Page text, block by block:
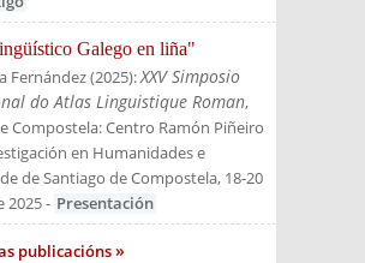
Galego en liña"
Fernández(2025):XXV Simposio
do Atlas Linguistique Roman,
Compostela: Centro Ramón Piñeiro
en Humanidades e
de Santiago de Compostela, 18-20
2025- Presentación
publicacións